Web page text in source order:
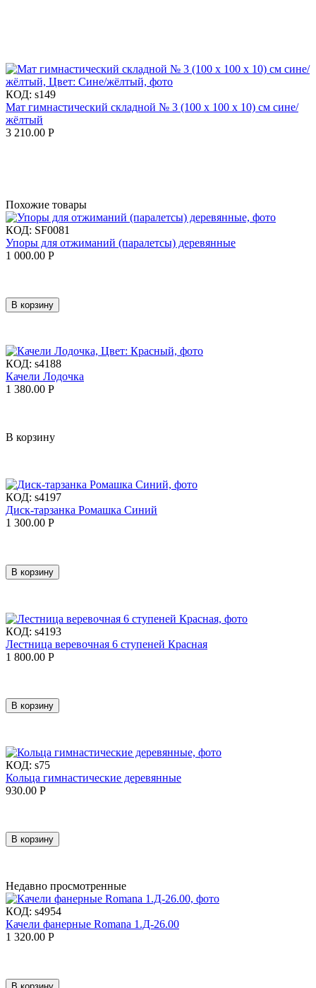
КОД: s149
Мат гимнастический складной № 3 (100 х 100 х 10) см сине/
жёлтый
3 210.00 Р
Похожие товары
КОД: SF0081
Упоры для отжиманий (паралетсы) деревянные
1 000.00 Р
В корзину
КОД: s4188
Качели Лодочка
1 380.00 Р
В корзину
КОД: s4197
Диск-тарзанка Ромашка Синий
1 300.00 Р
В корзину
КОД: s4193
Лестница веревочная 6 ступеней Красная
1 800.00 Р
В корзину
КОД: s75
Кольца гимнастические деревянные
930.00 Р
В корзину
Недавно просмотренные
КОД: s4954
Качели фанерные Romana 1.Д-26.00
1 320.00 Р